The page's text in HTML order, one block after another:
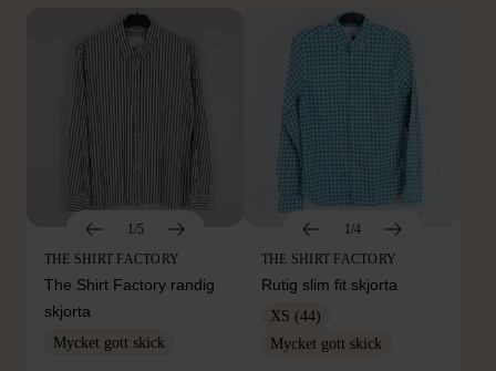
1/5
THE SHIRT FACTORY
The Shirt Factory randig
skjorta
Mycket gott skick
1/4
THE SHIRT FACTORY
Rutig slim fit skjorta
XS (44)
Mycket gott skick